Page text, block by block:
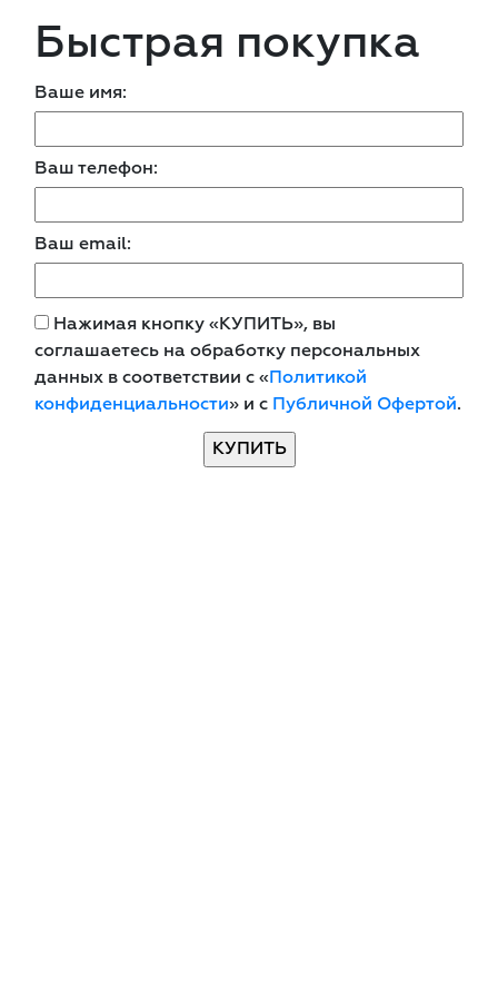
Быстрая покупка
Ваше имя:
Ваш телефон:
Ваш email:
Нажимая кнопку «КУПИТЬ», вы
соглашаетесь на обработку персональных
данных в соответствии с «Политикой
конфиденциальности» и с Публичной Офертой.